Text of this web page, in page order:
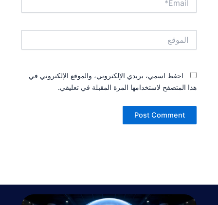
احفظ اسمي، بريدي الإلكتروني، والموقع الإلكتروني في
هذا المتصفح لاستخدامها المرة المقبلة في تعليقي.